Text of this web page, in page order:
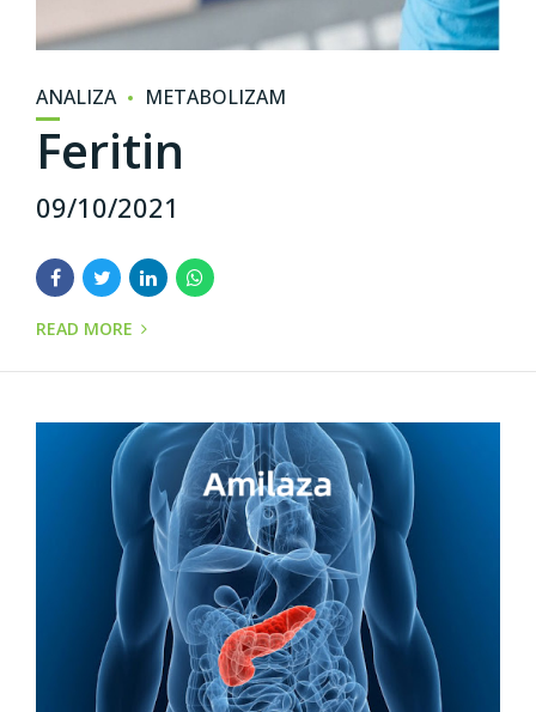
ANALIZA METABOLIZAM
Feritin
09/10/2021
READ MORE